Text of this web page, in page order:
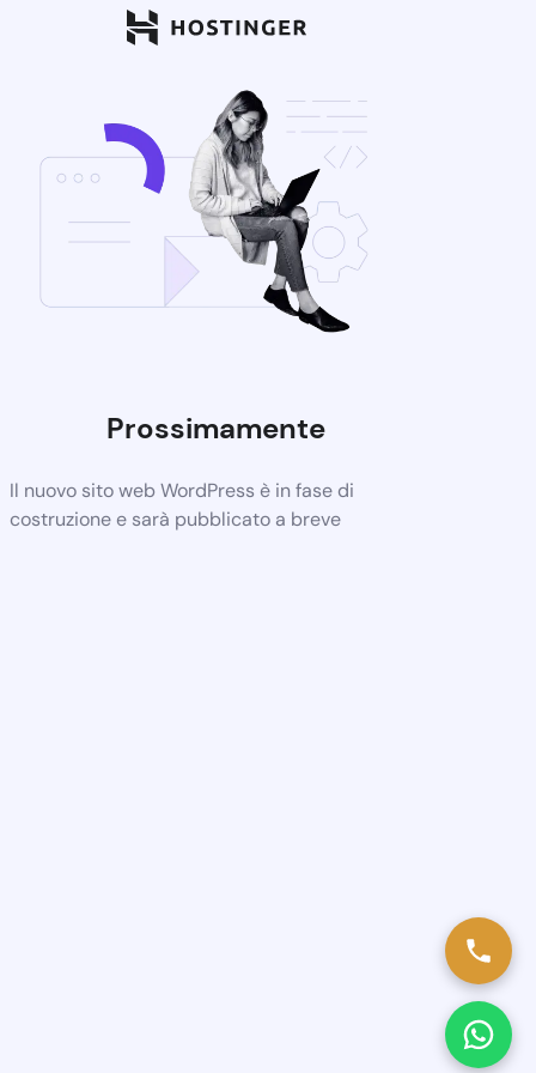
Prossimamente
Il nuovo sito web WordPress è in fase di
costruzione e sarà pubblicato a breve